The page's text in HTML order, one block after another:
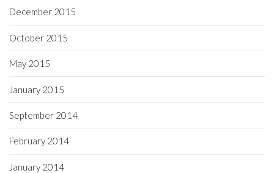
December 2015
October 2015
May 2015
January 2015
September 2014
February 2014
January 2014